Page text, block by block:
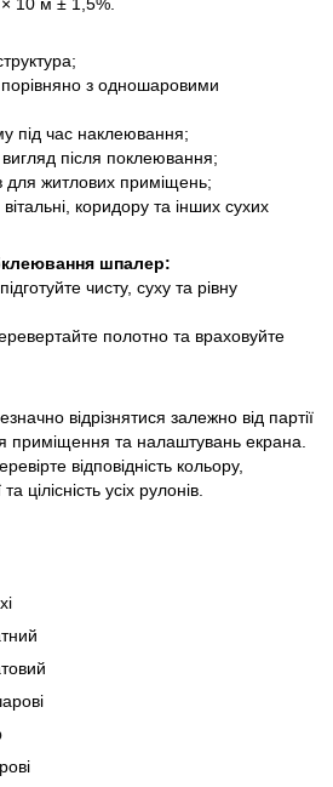
з одношаровими
під час наклеювання;
після поклеювання;
для житлових приміщень;
коридору та інших сухих
шпалер:
чисту, суху та рівну
полотно та враховуйте
відрізнятися залежно від партії
приміщення та налаштувань екрана.
відповідність кольору,
цілісність усіх рулонів.